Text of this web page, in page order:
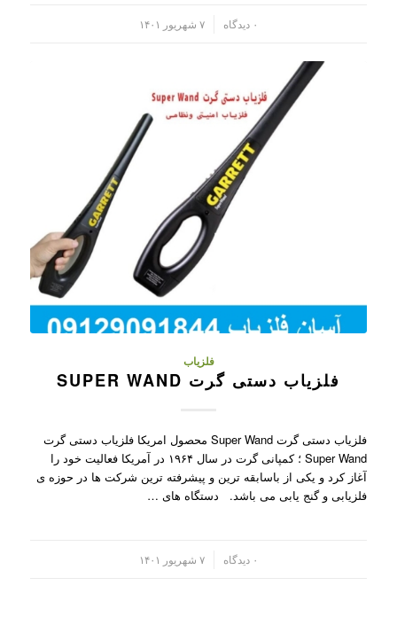
۰ دیدگاه ۷ شهریور ۱۴۰۱
فلزیاب
فلزیاب دستی گرت SUPER WAND
فلزیاب دستی گرت Super Wand محصول امریکا فلزیاب دستی گرت
Super Wand ؛ کمپانی گرت در سال ۱۹۶۴ در آمریکا فعالیت خود را
آغاز کرد و یکی از باسابقه ترین و پیشرفته ترین شرکت ها در حوزه ی
فلزیابی و گنج یابی می باشد. دستگاه های …
۰ دیدگاه ۷ شهریور ۱۴۰۱